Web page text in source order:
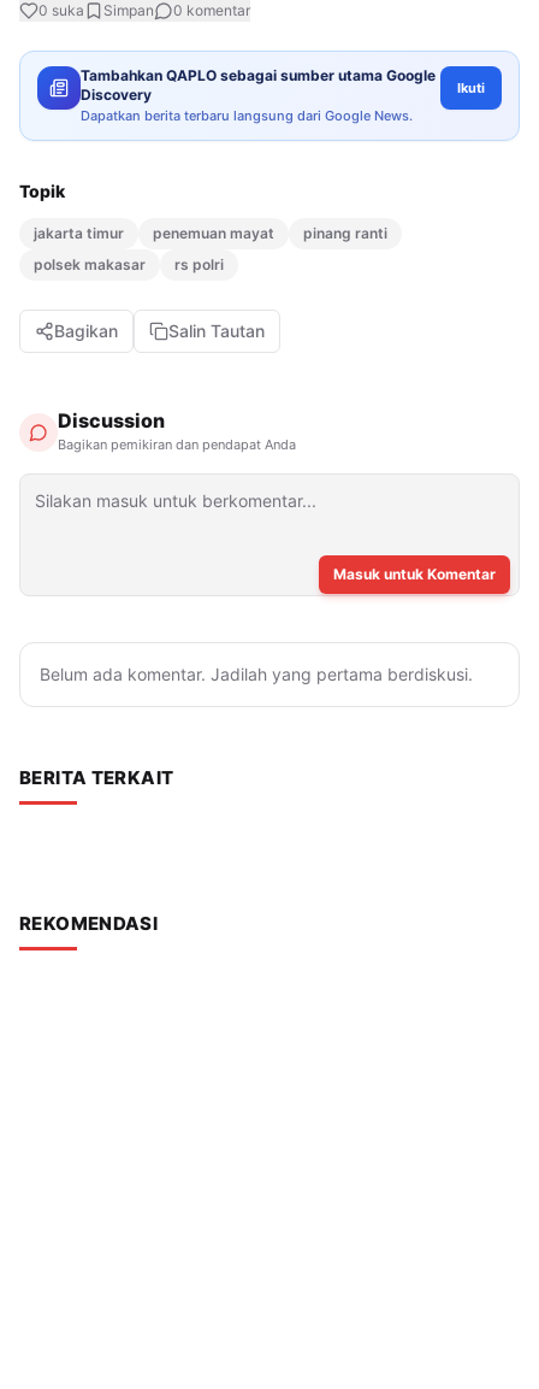
0 suka Simpan 0 komentar
Tambahkan QAPLO sebagai sumber utama Google
Discovery
Dapatkan berita terbaru langsung dari Google News.
Ikuti
Topik
jakarta timur penemuan mayat
pinang ranti
polsek makasar
rs polri
Bagikan Salin Tautan
Discussion
Bagikan pemikiran dan pendapat Anda
Masuk untuk Komentar
Belum ada komentar. Jadilah yang pertama berdiskusi.
BERITA TERKAIT
REKOMENDASI